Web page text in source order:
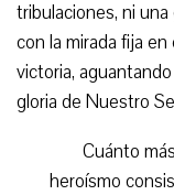
tribulaciones, ni
con la mirada fija
victoria,
gloria de Nuestro
Cuánto
heroísmo